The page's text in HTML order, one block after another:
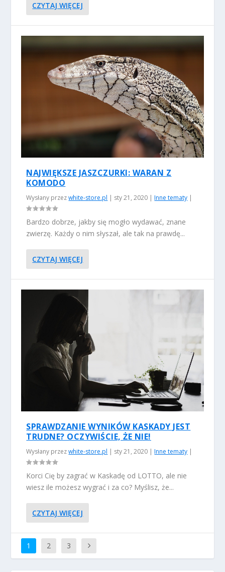
CZYTAJ WIĘCEJ
NAJWIĘKSZE JASZCZURKI: WARAN Z
KOMODO
Wysłany przezwhite-store.pl | sty 21, 2020 |Inne tematy |
Bardzo dobrze, jakby się mogło wydawać, znane
zwierzę. Każdy o nim słyszał, ale tak na prawdę...
CZYTAJ WIĘCEJ
SPRAWDZANIE WYNIKÓW KASKADY JEST
TRUDNE? OCZYWIŚCIE, ŻE NIE!
Wysłany przezwhite-store.pl | sty 21, 2020 |Inne tematy |
Korci Cię by zagrać w Kaskadę od LOTTO, ale nie
wiesz ile możesz wygrać i za co? Myślisz, że...
CZYTAJ WIĘCEJ
1 2 3